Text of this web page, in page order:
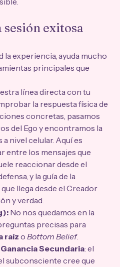
sesión exitosa
la experiencia, ayuda mucho
principales que
línea directa con tu
la respuesta física de
concretas, pasamos
del Ego y encontramos la
nivel celular. Aquí es
entre los mensajes que
reaccionar desde el
y la guía de la
que llega desde el Creador
y verdad.
No nos quedamos en la
precisas para
raíz o Bottom Belief.
Ganancia Secundaria: el
subconsciente cree que